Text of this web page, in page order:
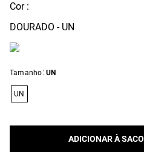
Cor :
DOURADO - UN
Tamanho: UN
UN
ADICIONAR À
º jeans
10º vestido curto